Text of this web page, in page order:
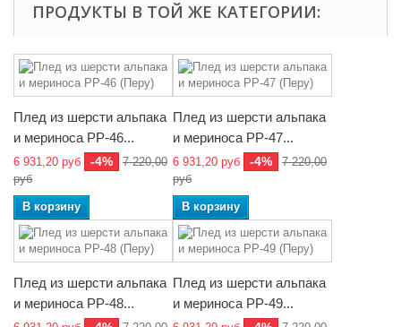
ПРОДУКТЫ В ТОЙ ЖЕ КАТЕГОРИИ:
Плед из шерсти альпака
и мериноса РР-46...
6 931,20 руб -4%
7 220,00
руб
В корзину
Плед из шерсти альпака
и мериноса РР-47...
6 931,20 руб -4%
7 220,00
руб
В корзину
Плед из шерсти альпака
и мериноса РР-48...
Плед из шерсти альпака
и мериноса РР-49...